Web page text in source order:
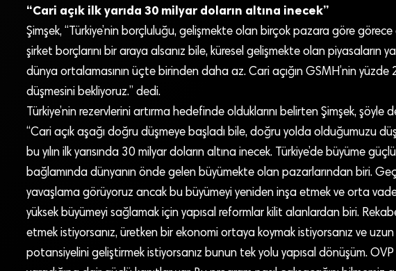
“Cari açık ilk yarıda 30 milyar doların altına inecek”
Şimşek, “Türkiye’nin borçluluğu, gelişmekte olan birçok pazara göre
şirket borçlarını bir araya alsanız bile, küresel gelişmekte olan piyasaların
dünya ortalamasının üçte birinden daha az. Cari açığın GSMH’nin yüzde
düşmesini bekliyoruz.” dedi.
Türkiye’nin rezervlerini artırma hedefinde olduklarını belirten Şimşek, şöyle
“Cari açık aşağı doğru düşmeye başladı bile, doğru yolda olduğumuzu
bu yılın ilk yarısında 30 milyar doların altına inecek. Türkiye’de büyüme
bağlamında dünyanın önde gelen büyümekte olan pazarlarından biri.
yavaşlama görüyoruz ancak bu büyümeyi yeniden inşa etmek ve orta
yüksek büyümeyi sağlamak için yapısal reformlar kilit alanlardan biri.
etmek istiyorsanız, üretken bir ekonomi ortaya koymak istiyorsanız ve
potansiyelini geliştirmek istiyorsanız bunun tek yolu yapısal dönüşüm. OVP